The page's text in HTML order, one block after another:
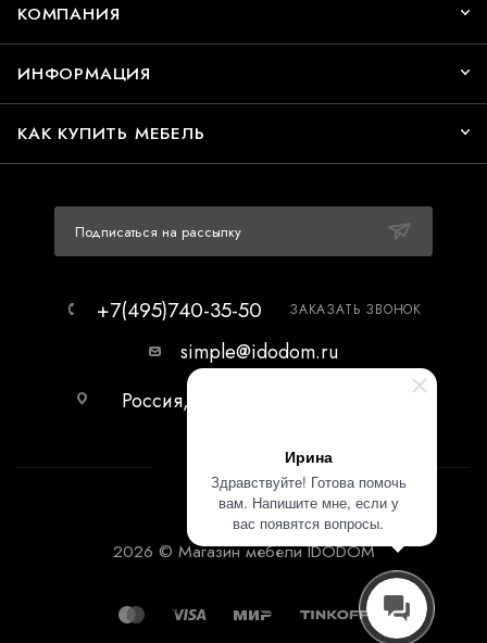
Ирина
Здравствуйте! Готова помочь
вам. Напишите мне, если у
вас появятся вопросы.
КОМПАНИЯ
ИНФОРМАЦИЯ
КАК КУПИТЬ МЕБЕЛЬ
Подписаться на рассылку
+7(495)740-35-50 ЗАКАЗАТЬ ЗВОНОК
simple@idodom.ru
Россия, г.Москва, МЦ Гранд-2,
2026 © Магазин мебели IDODOM